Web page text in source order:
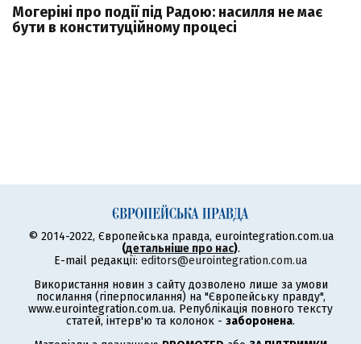
Могеріні про події під Радою: насилля не має
бути в конституційному процесі
© 2014-2022, Європейська правда, eurointegration.com.ua
(детальніше про нас).
E-mail редакції: editors@eurointegration.com.ua
Використання новин з сайту дозволено лише за умови
посилання (гіперпосилання) на "Європейську правду",
www.eurointegration.com.ua. Републікація повного тексту
статей, інтерв'ю та колонок - заборонена.